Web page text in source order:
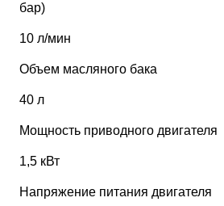
бар)
10 л/мин
Объем масляного бака
40 л
Мощность приводного двигателя
1,5 кВт
Напряжение питания двигателя